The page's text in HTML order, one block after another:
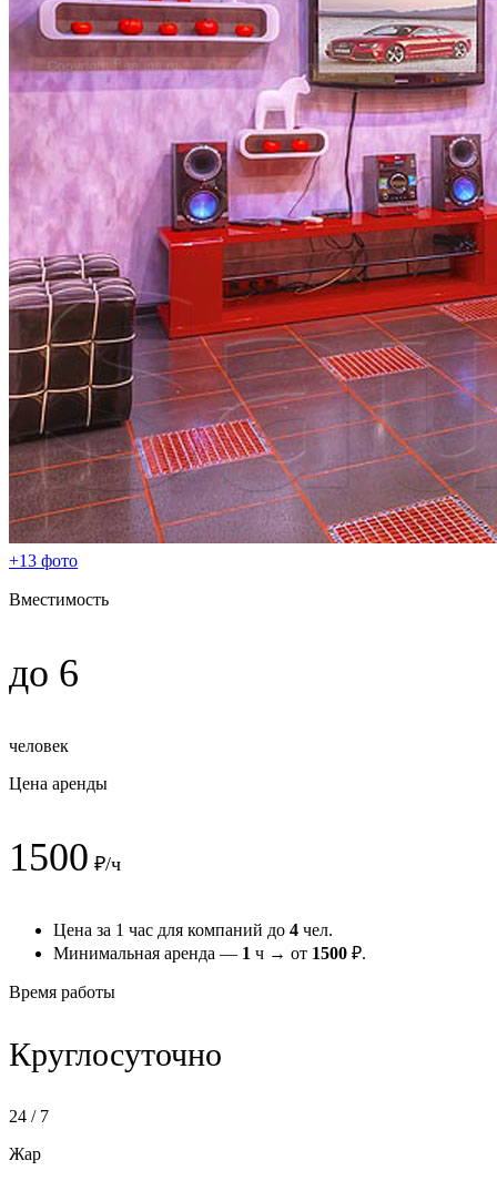
+13 фото
Вместимость
до 6
человек
Цена аренды
1500 ₽/ч
Цена за 1 час для компаний до 4 чел.
Минимальная аренда — 1 ч → от 1500 ₽.
Время работы
Круглосуточно
24 / 7
Жар